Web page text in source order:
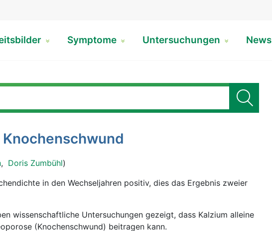
Symptome Untersuchungen News
gegen Knochenschwund
, Doris Zumbühl)
wissenschaftliche Untersuchungen gezeigt, dass Kalzium alleine
(Knochenschwund) beitragen kann.